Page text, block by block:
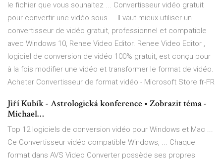
le fichier que vous souhaitez ... Convertisseur vidéo gratuit
pour convertir une vidéo sous ... Il vaut mieux utiliser un
convertisseur de vidéo gratuit, professionnel et compatible
avec Windows 10, Renee Video Editor. Renee Video Editor ,
logiciel de conversion de vidéo 100% gratuit, est conçu pour
à la fois modifier une vidéo et transformer le format de vidéo.
Acheter Convertisseur de format vidéo - Microsoft Store fr-FR
Jiří Kubík - Astrologická konference • Zobrazit téma -
Michael…
Top 12 logiciels de conversion vidéo pour Windows et Mac ...
Ce Convertisseur vidéo compatible Windows, ... Chaque
format dans AVS Video Converter possède ses propres